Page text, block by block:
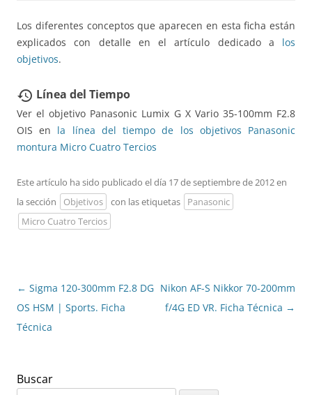
Los diferentes conceptos que aparecen en esta ficha están
explicados con detalle en el artículo dedicado a los
objetivos.
restore Línea del Tiempo
Ver el objetivo Panasonic Lumix G X Vario 35-100mm F2.8
OIS en la línea del tiempo de los objetivos Panasonic
montura Micro Cuatro Tercios
Este artículo ha sido publicado el día 17 de septiembre de 2012 en
la sección
Objetivos con las etiquetas
Panasonic
Micro Cuatro Tercios
Navegación
de
entradas
← Sigma 120-300mm F2.8 DG
OS HSM | Sports. Ficha
Técnica
Nikon AF-S Nikkor 70-200mm
f/4G ED VR. Ficha Técnica →
Buscar